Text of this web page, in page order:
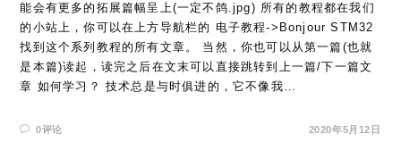
能会有更多的拓展篇幅呈上(一定不鸽.jpg) 所有的教程都在我们
的小站上，你可以在上方导航栏的 电子教程->Bonjour STM32
找到这个系列教程的所有文章。 当然，你也可以从第一篇(也就
是本篇)读起，读完之后在文末可以直接跳转到上一篇/下一篇文
章 如何学习？ 技术总是与时俱进的，它不像我…
0评论 2020年5月12日